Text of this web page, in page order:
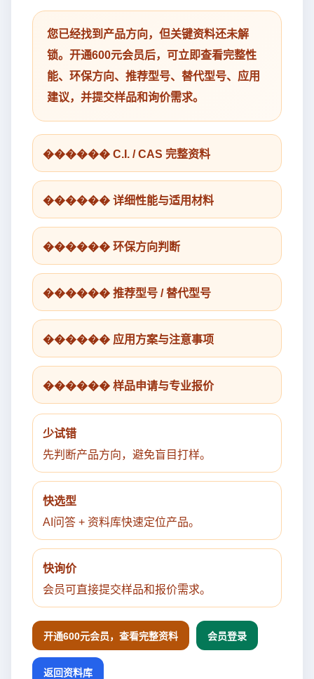
您已经找到产品方向，但关键资料还未解
锁。开通600元会员后，可立即查看完整性
能、环保方向、推荐型号、替代型号、应用
建议，并提交样品和询价需求。
������ C.I. / CAS 完整资料
������ 详细性能与适用材料
������ 环保方向判断
������ 推荐型号 / 替代型号
������ 应用方案与注意事项
������ 样品申请与专业报价
少试错
先判断产品方向，避免盲目打样。
快选型
AI问答 + 资料库快速定位产品。
快询价
会员可直接提交样品和报价需求。
开通600元会员，查看完整资料 会员登录
返回资料库